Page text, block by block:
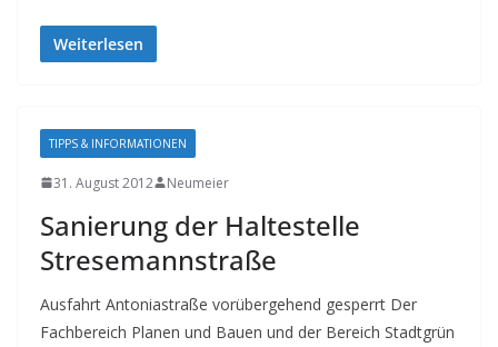
Weiterlesen
TIPPS & INFORMATIONEN
31. August 2012 Neumeier
Sanierung der Haltestelle
Stresemannstraße
Ausfahrt Antoniastraße vorübergehend gesperrt Der
Fachbereich Planen und Bauen und der Bereich Stadtgrün